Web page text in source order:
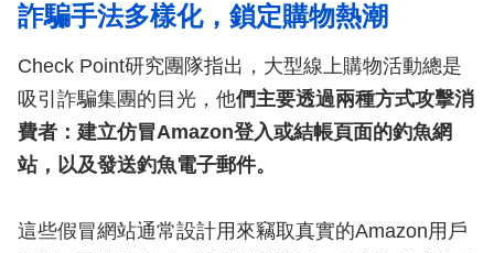
詐騙手法多樣化，鎖定購物熱潮
Check Point研究團隊指出，大型線上購物活動總是
吸引詐騙集團的目光，他們主要透過兩種方式攻擊消
費者：建立仿冒Amazon登入或結帳頁面的釣魚網
站，以及發送釣魚電子郵件。
這些假冒網站通常設計用來竊取真實的Amazon用戶